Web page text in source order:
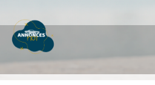
contenu
Annoncesno1
Les annonces N°1